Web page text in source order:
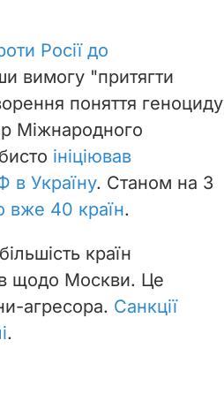
Росії до
вимогу "притягти
поняття геноциду
Міжнародного
ініціював
в Україну. Станом на 3
вже 40 країн.
країн
щодо Москви. Це
агресора. Санкції
.